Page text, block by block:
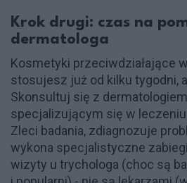
Krok drugi: czas na
dermatologa
Kosmetyki przeciwdziałające
stosujesz już od kilku tygodni,
Skonsultuj się z
specjalizującym się w leczeniu
Zleci badania, zdiagnozuje
wykona specjalistyczne
wizyty u trychologa (choc są